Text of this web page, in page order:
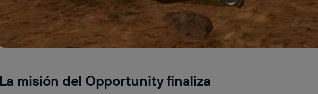
La misión del Opportunity finaliza